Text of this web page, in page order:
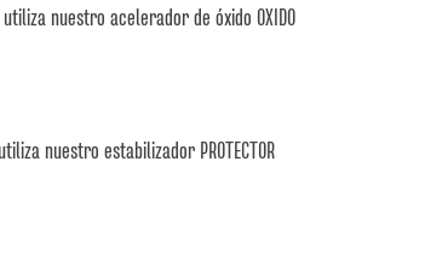
nuestro acelerador de óxido OXIDO
nuestro estabilizador PROTECTOR